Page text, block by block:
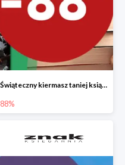
Świąteczny kiermasz taniej książki
88%